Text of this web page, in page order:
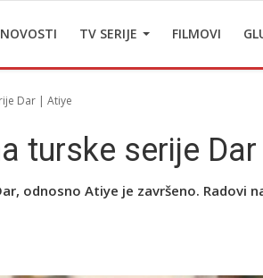
NOVOSTI TV SERIJE FILMOVI
Dar | Atiye
turske serije
odnosno Atiye je završeno. Radovi